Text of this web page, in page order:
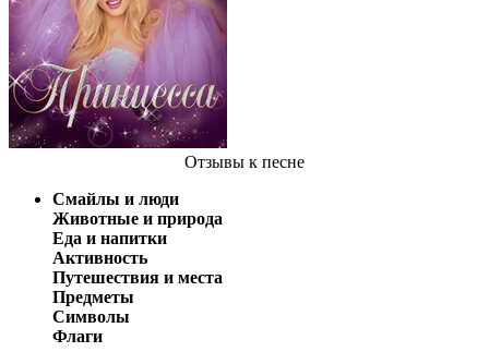
Отзывы к песне
Смайлы и люди
Животные и природа
Еда и напитки
Активность
Путешествия и места
Предметы
Символы
Флаги